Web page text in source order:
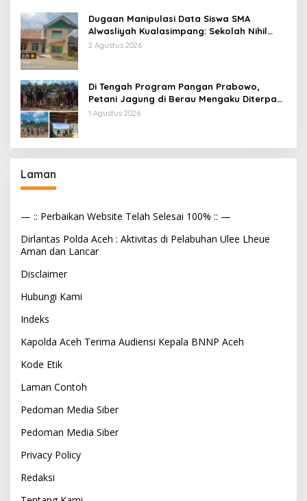
Dugaan Manipulasi Data Siswa SMA
Alwasliyah Kualasimpang: Sekolah Nihil
Murid Tapi Terima Dana BOS & Paket
2 Agustus 2026
Di Tengah Program Pangan Prabowo,
Petani Jagung di Berau Mengaku Diterpa
Tekanan Aparat
1 Agustus 2026
Laman
— :: Perbaikan Website Telah Selesai 100% :: —
Dirlantas Polda Aceh : Aktivitas di Pelabuhan Ulee Lheue
Aman dan Lancar
Disclaimer
Hubungi Kami
Indeks
Kapolda Aceh Terima Audiensi Kepala BNNP Aceh
Kode Etik
Laman Contoh
Pedoman Media Siber
Pedoman Media Siber
Privacy Policy
Redaksi